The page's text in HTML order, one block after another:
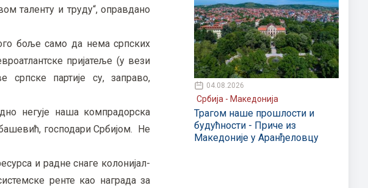
таленту и труду“, оправдано
боље само да нема српских
пријатеље (у вези
српске партије су, заправо,
негује наша компрадорска
господари Србијом. Не
и радне снаге колонијал-
ренте као награда за
04.08.2026
Србија - Македонија
Трагом наше прошлости и
будућности - Приче из
Македоније у Аранђеловцу